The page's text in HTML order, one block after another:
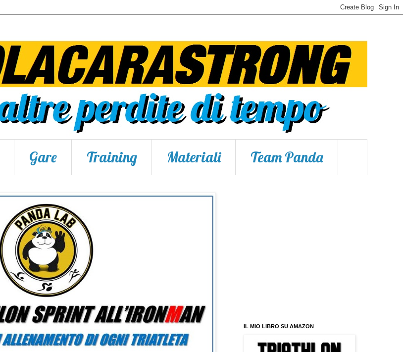
Gare Training Materiali Team Panda
IL MIO LIBRO SU AMAZON